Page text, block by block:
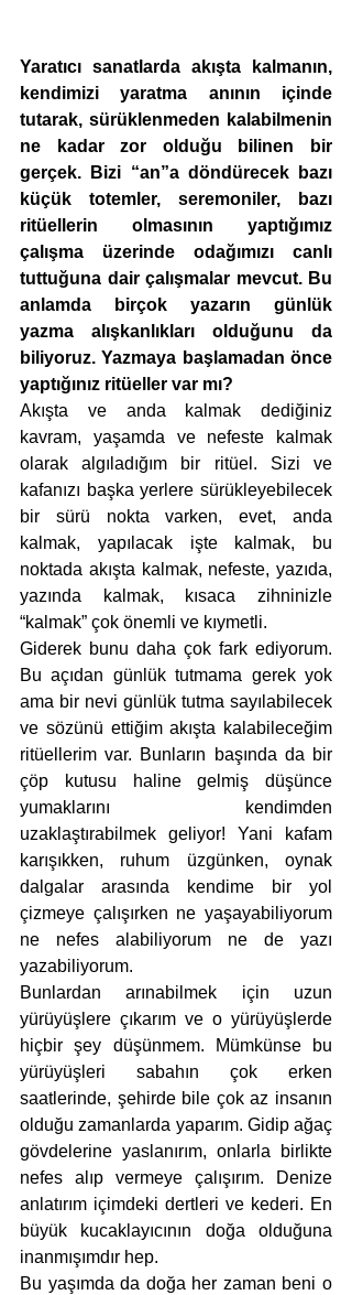
Yaratıcı sanatlarda akışta kalmanın,
kendimizi yaratma anının içinde
tutarak, sürüklenmeden kalabilmenin
ne kadar zor olduğu bilinen bir
gerçek. Bizi “an”a döndürecek bazı
küçük totemler, seremoniler, bazı
ritüellerin olmasının yaptığımız
çalışma üzerinde odağımızı canlı
tuttuğuna dair çalışmalar mevcut. Bu
anlamda birçok yazarın günlük
yazma alışkanlıkları olduğunu da
biliyoruz. Yazmaya başlamadan önce
yaptığınız ritüeller var mı?
Akışta ve anda kalmak dediğiniz
kavram, yaşamda ve nefeste kalmak
olarak algıladığım bir ritüel. Sizi ve
kafanızı başka yerlere sürükleyebilecek
bir sürü nokta varken, evet, anda
kalmak, yapılacak işte kalmak, bu
noktada akışta kalmak, nefeste, yazıda,
yazında kalmak, kısaca zihninizle
“kalmak” çok önemli ve kıymetli.
Giderek bunu daha çok fark ediyorum.
Bu açıdan günlük tutmama gerek yok
ama bir nevi günlük tutma sayılabilecek
ve sözünü ettiğim akışta kalabileceğim
ritüellerim var. Bunların başında da bir
çöp kutusu haline gelmiş düşünce
yumaklarını kendimden
uzaklaştırabilmek geliyor! Yani kafam
karışıkken, ruhum üzgünken, oynak
dalgalar arasında kendime bir yol
çizmeye çalışırken ne yaşayabiliyorum
ne nefes alabiliyorum ne de yazı
yazabiliyorum.
Bunlardan arınabilmek için uzun
yürüyüşlere çıkarım ve o yürüyüşlerde
hiçbir şey düşünmem. Mümkünse bu
yürüyüşleri sabahın çok erken
saatlerinde, şehirde bile çok az insanın
olduğu zamanlarda yaparım. Gidip ağaç
gövdelerine yaslanırım, onlarla birlikte
nefes alıp vermeye çalışırım. Denize
anlatırım içimdeki dertleri ve kederi. En
büyük kucaklayıcının doğa olduğuna
inanmışımdır hep.
Bu yaşımda da doğa her zaman beni o